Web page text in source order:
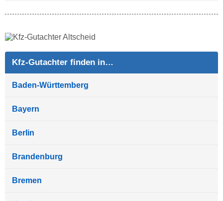
Kfz-Gutachter finden in…
Baden-Württemberg
Bayern
Berlin
Brandenburg
Bremen